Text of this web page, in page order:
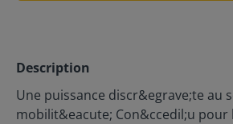
Description
Une puissance discr&egrave;te au
mobilit&eacute; Con&ccedil;u pour